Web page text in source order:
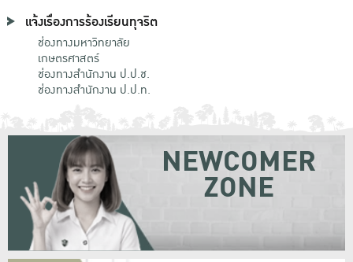
แจ้งเรื่องการร้องเรียนทุจริต
ช่องทางมหาวิทยาลัย
เกษตรศาสตร์
ช่องทางสำนักงาน ป.ป.ช.
ช่องทางสำนักงาน ป.ป.ท.
NEWCOMER
ZONE